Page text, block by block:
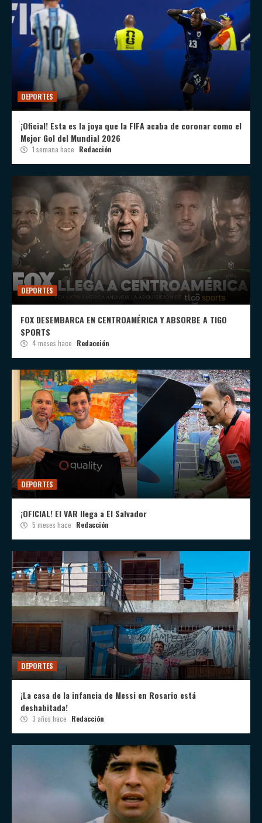
DEPORTES
¡Oficial! Esta es la joya que la FIFA acaba de coronar como el
Mejor Gol del Mundial 2026
1 semana hace Redacción
DEPORTES
FOX DESEMBARCA EN CENTROAMÉRICA Y ABSORBE A TIGO
SPORTS
4 meses hace Redacción
DEPORTES
¡OFICIAL! El VAR llega a El Salvador
5 meses hace Redacción
DEPORTES
¡La casa de la infancia de Messi en Rosario está
deshabitada!
3 años hace Redacción